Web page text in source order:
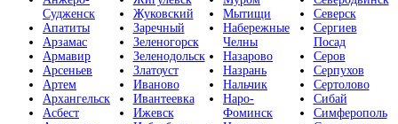
Судженск
Апатиты
Арзамас
Армавир
Арсеньев
Артем
Архангельск
Асбест
Жуковский
Заречный
Зеленогорск
Зеленодольск
Златоуст
Иваново
Ивантеевка
Ижевск
Мытищи
Набережные
Челны
Назарово
Назрань
Нальчик
Наро-
Фоминск
Северск
Сергиев
Посад
Серов
Серпухов
Сертолово
Сибай
Симферополь